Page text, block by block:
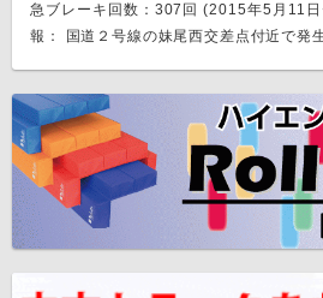
急ブレーキ回数：307回 (2015年5月11
報： 国道２号線の妹尾西交差点付近で発